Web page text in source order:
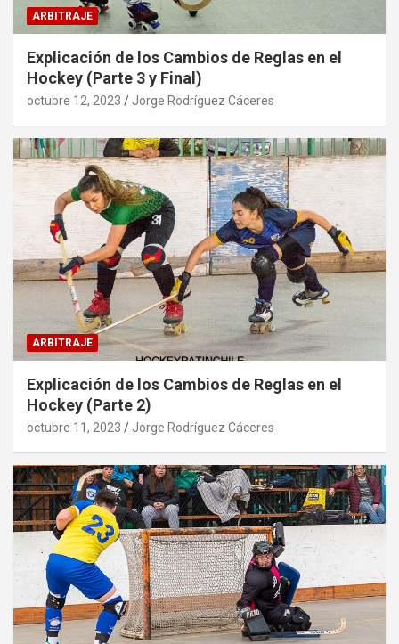
ARBITRAJE
Explicación de los Cambios de Reglas en el
Hockey (Parte 3 y Final)
octubre 12, 2023 Jorge Rodríguez Cáceres
ARBITRAJE
Explicación de los Cambios de Reglas en el
Hockey (Parte 2)
octubre 11, 2023 Jorge Rodríguez Cáceres